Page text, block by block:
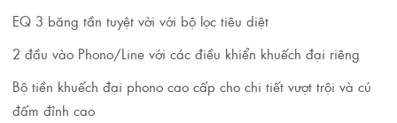
EQ 3 băng tần tuyệt vời với bộ lọc tiêu diệt
2 đầu vào Phono/Line với các điều khiển khuếch đại riêng
Bộ tiền khuếch đại phono cao cấp cho chi tiết vượt trội và cú
đấm đỉnh cao